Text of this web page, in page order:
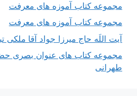
مجموعه کتاب آموزه های معرفت
مجموعه کتاب آموزه های معرفت
آیت اللَه حاج میرزا جواد آقا ملکی
مجموعه کتاب های عنوان بصری
طهرانی